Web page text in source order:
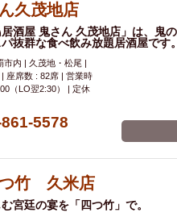
58KACHA-SEA
麺 日本そば 冬限定メニュー
プレミアムフライデー
み比べセット 首里駅周辺
メニュー ENJOY LUNCH 特集
久茂地店
酒屋 鬼さん 久茂地店」は、鬼
抜群な食べ飲み放題居酒屋です。
市内 | 久茂地・松尾 |
座席数 : 82席 | 営業時
（LO翌2:30） | 定休
5578
竹 久米店
宮廷の宴を「四つ竹」で。